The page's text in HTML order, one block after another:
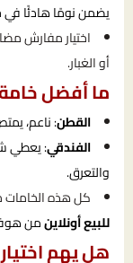
يضمن نومًا هادئًا
اختيار مفارش
أو الغبار.
ما أفضل
القطن: ناعم،
الفندقي: يعطي
والتعرق.
كل هذه
للبيع أونلاينمن
هل يهم